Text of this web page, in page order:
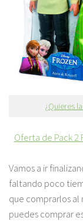
¿Quieres
Oferta de Pack 2
Vamos a ir
faltando poco
que comprarlos al
puedes comprar